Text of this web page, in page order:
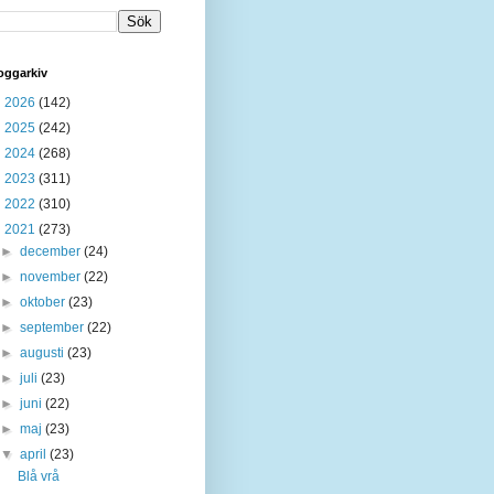
2026 (142)
2025 (242)
2024 (268)
2023 (311)
2022 (310)
2021 (273)
►december(24)
►november(22)
►oktober(23)
►september(22)
►augusti(23)
►juli(23)
►juni(22)
►maj(23)
▼april(23)
Blå vrå